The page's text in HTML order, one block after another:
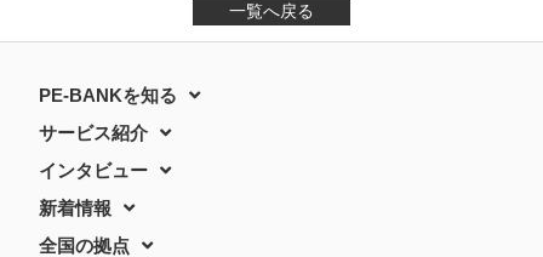
一覧へ戻る
PE-BANKを知る
サービス紹介
インタビュー
新着情報
全国の拠点